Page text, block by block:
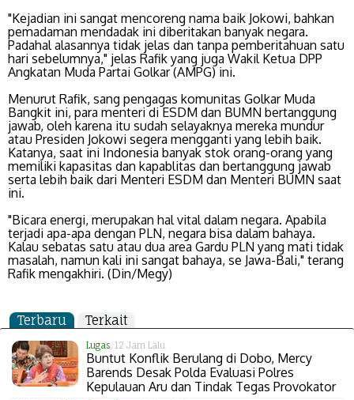
"Kejadian ini sangat mencoreng nama baik Jokowi, bahkan
pemadaman mendadak ini diberitakan banyak negara.
Padahal alasannya tidak jelas dan tanpa pemberitahuan satu
hari sebelumnya," jelas Rafik yang juga Wakil Ketua DPP
Angkatan Muda Partai Golkar (AMPG) ini.
Menurut Rafik, sang pengagas komunitas Golkar Muda
Bangkit ini, para menteri di ESDM dan BUMN bertanggung
jawab, oleh karena itu sudah selayaknya mereka mundur
atau Presiden Jokowi segera mengganti yang lebih baik.
Katanya, saat ini Indonesia banyak stok orang-orang yang
memiliki kapasitas dan kapablitas dan bertanggung jawab
serta lebih baik dari Menteri ESDM dan Menteri BUMN saat
ini.
"Bicara energi, merupakan hal vital dalam negara. Apabila
terjadi apa-apa dengan PLN, negara bisa dalam bahaya.
Kalau sebatas satu atau dua area Gardu PLN yang mati tidak
masalah, namun kali ini sangat bahaya, se Jawa-Bali," terang
Rafik mengakhiri. (Din/Megy)
Terbaru Terkait
Lugas, 12 Jam Lalu
Buntut Konflik Berulang di Dobo, Mercy
Barends Desak Polda Evaluasi Polres
Kepulauan Aru dan Tindak Tegas Provokator